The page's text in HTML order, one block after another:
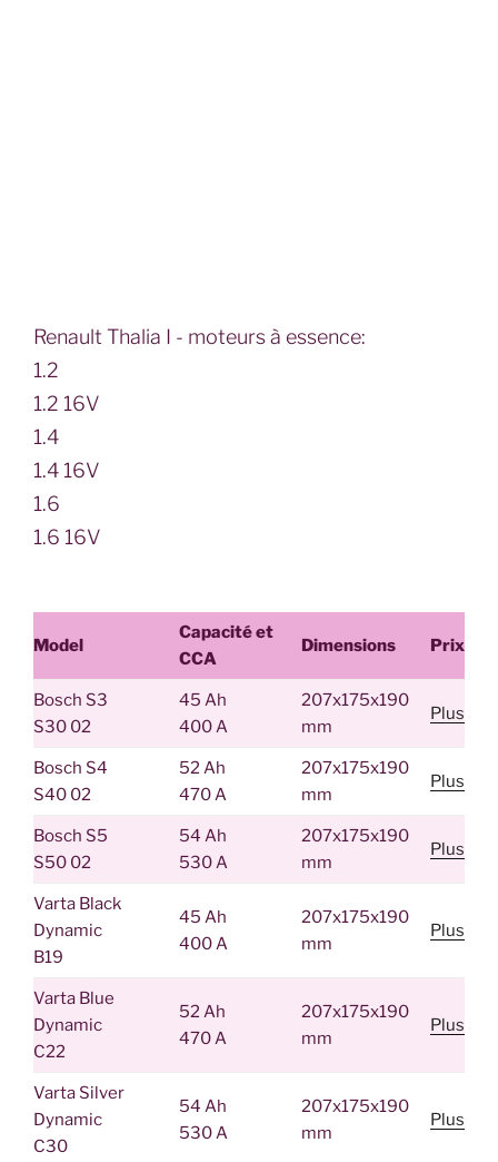
Renault Thalia I - moteurs à essence:
1.2
1.2 16V
1.4
1.4 16V
1.6
1.6 16V
Model
Capacité et
CCA
Dimensions Prix
Bosch S3
S30 02
45 Ah
400 A
207x175x190
mm
Plus
Bosch S4
S40 02
52 Ah
470 A
207x175x190
mm
Plus
Bosch S5
S50 02
54 Ah
530 A
207x175x190
mm
Plus
Varta Black
Dynamic
B19
45 Ah
400 A
207x175x190
mm
Plus
Varta Blue
Dynamic
C22
52 Ah
470 A
207x175x190
mm
Plus
Varta Silver
Dynamic
C30
54 Ah
530 A
207x175x190
mm
Plus